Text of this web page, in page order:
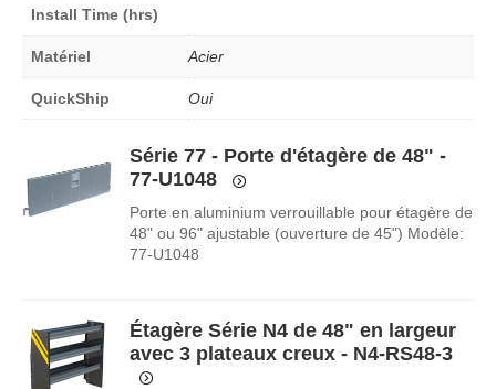
Install Time (hrs)
Matériel Acier
QuickShip Oui
Série 77 - Porte d'étagère de 48" -
77-U1048
Porte en aluminium verrouillable pour étagère de
48" ou 96" ajustable (ouverture de 45") Modèle:
77-U1048
Étagère Série N4 de 48" en largeur
avec 3 plateaux creux - N4-RS48-3